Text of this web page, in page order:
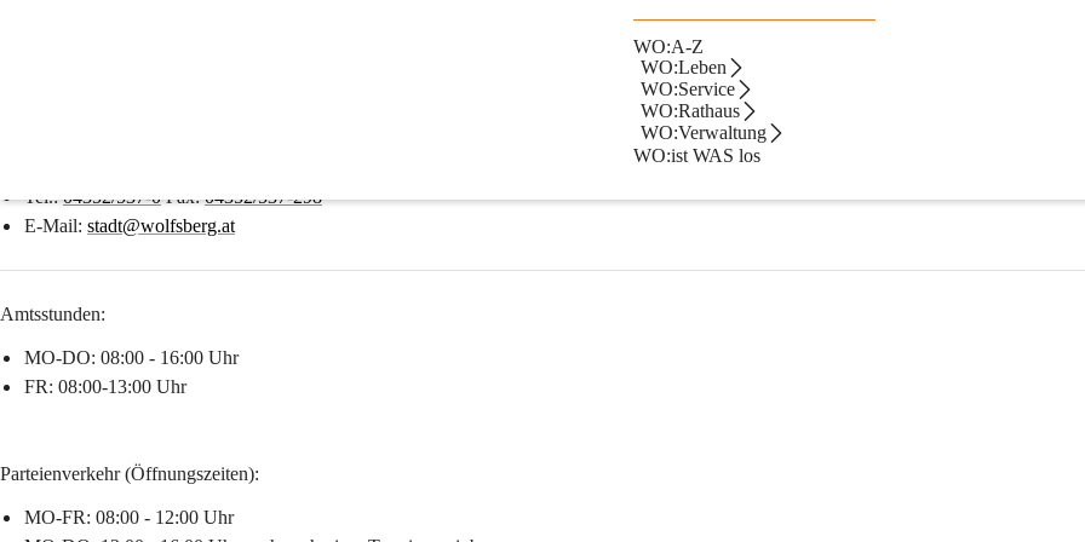
WO:A-Z
WO:Leben
WO:Service
WO:Rathaus
WO:Verwaltung
WO:ist WAS los
Tel.: 04352/537-0 Fax: 04352/537-298
E-Mail: stadt@wolfsberg.at
Amtsstunden:
MO-DO: 08:00 - 16:00 Uhr
FR: 08:00-13:00 Uhr
Parteienverkehr (Öffnungszeiten):
MO-FR: 08:00 - 12:00 Uhr